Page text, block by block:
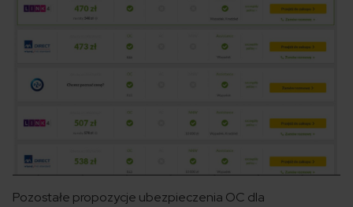
Pozostałe propozycje ubezpieczenia OC dla